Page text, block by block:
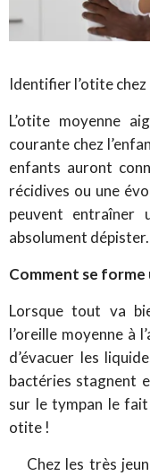
Identifier l’otite chez
L’otite moyenne
courante chez
enfants auront
récidives ou une
peuvent entraîner
absolument dépister.
Comment se forme
Lorsque tout va
l’oreille moyenne à
d’évacuer les
bactéries stagnent
sur le tympan le
otite !
Chez les très